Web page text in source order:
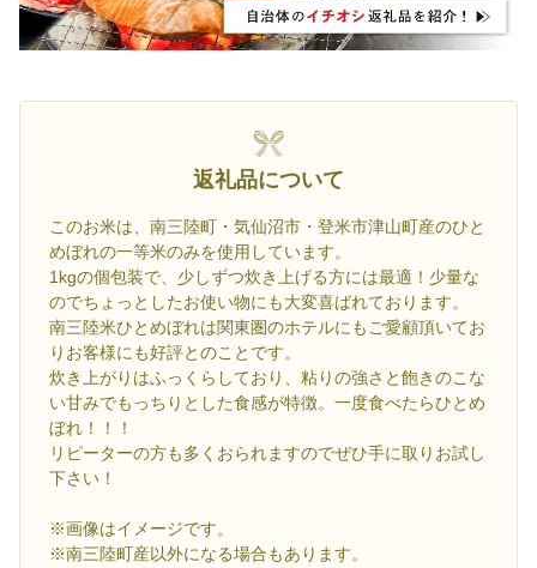
返礼品について
このお米は、南三陸町・気仙沼市・登米市津山町産のひと
めぼれの一等米のみを使用しています。
1kgの個包装で、少しずつ炊き上げる方には最適！少量な
のでちょっとしたお使い物にも大変喜ばれております。
南三陸米ひとめぼれは関東圏のホテルにもご愛顧頂いてお
りお客様にも好評とのことです。
炊き上がりはふっくらしており、粘りの強さと飽きのこな
い甘みでもっちりとした食感が特徴。一度食べたらひとめ
ぼれ！！！
リピーターの方も多くおられますのでぜひ手に取りお試し
下さい！
※画像はイメージです。
※南三陸町産以外になる場合もあります。